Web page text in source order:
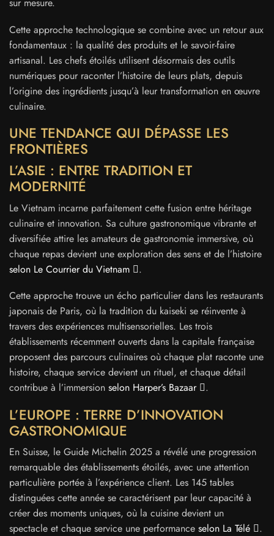
sur mesure.
Cette approche technologique se combine avec un retour aux
fondamentaux : la qualité des produits et le savoir-faire
artisanal. Les chefs étoilés utilisent désormais des outils
numériques pour raconter l’histoire de leurs plats, depuis
l’origine des ingrédients jusqu’à leur transformation en œuvre
culinaire.
UNE TENDANCE QUI DÉPASSE LES
FRONTIÈRES
L’ASIE : ENTRE TRADITION ET
MODERNITÉ
Le Vietnam incarne parfaitement cette fusion entre héritage
culinaire et innovation. Sa culture gastronomique vibrante et
diversifiée attire les amateurs de gastronomie immersive, où
chaque repas devient une exploration des sens et de l’histoire
selon Le Courrier du Vietnam
.
Cette approche trouve un écho particulier dans les restaurants
japonais de Paris, où la tradition du kaiseki se réinvente à
travers des expériences multisensorielles. Les trois
établissements récemment ouverts dans la capitale française
proposent des parcours culinaires où chaque plat raconte une
histoire, chaque service devient un rituel, et chaque détail
contribue à l’immersion selon Harper’s Bazaar .
L’EUROPE : TERRE D’INNOVATION
GASTRONOMIQUE
En Suisse, le Guide Michelin 2025 a révélé une progression
remarquable des établissements étoilés, avec une attention
particulière portée à l’expérience client. Les 145 tables
distinguées cette année se caractérisent par leur capacité à
créer des moments uniques, où la cuisine devient un
spectacle et chaque service une performance selon La Télé
.